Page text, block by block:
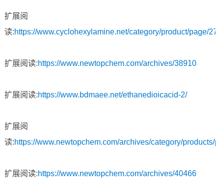
扩展阅
读:https://www.cyclohexylamine.net/category/product/page/27/
扩展阅读:https://www.newtopchem.com/archives/38910
扩展阅读:https://www.bdmaee.net/ethanedioicacid-2/
扩展阅
读:https://www.newtopchem.com/archives/category/products/
扩展阅读:https://www.newtopchem.com/archives/40466